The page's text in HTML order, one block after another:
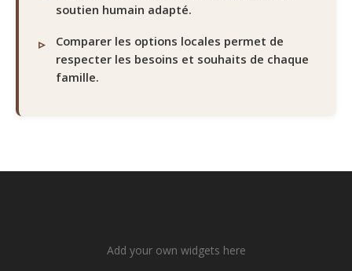
soutien humain adapté.
Comparer les options locales permet de
respecter les besoins et souhaits de chaque
famille.
Add your own widgets here